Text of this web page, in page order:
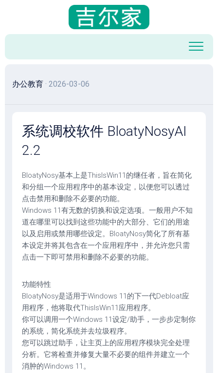
容
办公教育 · 2026-03-06
系统调校软件 BloatyNosyAI
2.2
BloatyNosy基本上是ThisIsWin11的继任者，旨在简化
和分组一个应用程序中的基本设定，以便您可以透过
点击禁用和删除不必要的功能。
Windows 11有无数的切换和设定选项。一般用户不知
道在哪里可以找到这些功能中的大部分、它们的用途
以及启用或禁用哪些设定。BloatyNosy简化了所有基
本设定并将其包含在一个应用程序中，并允许您只需
点击一下即可禁用和删除不必要的功能。
功能特性
BloatyNosy是适用于Windows 11的下一代Debloat应
用程序，他将取代ThisIsWin11应用程序。
你可以调用一个Windows 11设定/助手，一步步定制你
的系统，简化系统并去垃圾程序。
您可以跳过助手，让主页上的应用程序模块完全处理
分析。它将检查并修复大量不必要的组件并建立一个
消肿的Windows 11。